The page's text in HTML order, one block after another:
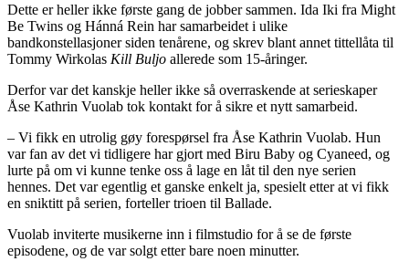
Dette er heller ikke første gang de jobber sammen. Ida Iki fra Might
Be Twins og Hánná Rein har samarbeidet i ulike
bandkonstellasjoner siden tenårene, og skrev blant annet tittellåta til
Tommy Wirkolas Kill Buljo allerede som 15-åringer.
Derfor var det kanskje heller ikke så overraskende at serieskaper
Åse Kathrin Vuolab tok kontakt for å sikre et nytt samarbeid.
– Vi fikk en utrolig gøy forespørsel fra Åse Kathrin Vuolab. Hun
var fan av det vi tidligere har gjort med Biru Baby og Cyaneed, og
lurte på om vi kunne tenke oss å lage en låt til den nye serien
hennes. Det var egentlig et ganske enkelt ja, spesielt etter at vi fikk
en sniktitt på serien, forteller trioen til Ballade.
Vuolab inviterte musikerne inn i filmstudio for å se de første
episodene, og de var solgt etter bare noen minutter.